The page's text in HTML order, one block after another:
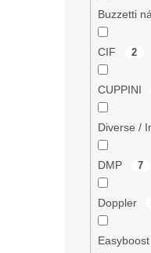
Buzzetti
CIF 2
CUPPINI
Diverse /
DMP 7
Doppler
Easyboost